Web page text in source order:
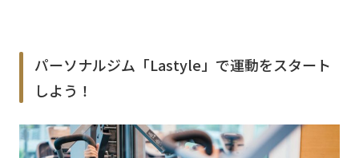
パーソナルジム「Lastyle」で運動をスタート
しよう！